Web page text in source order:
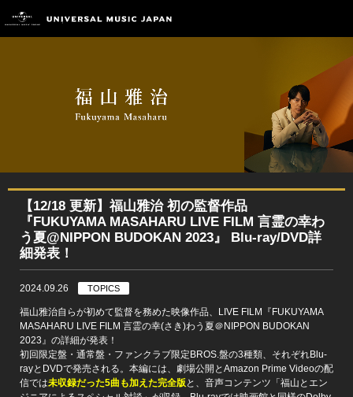
【12/18 更新】福山雅治 初の監督作品
『FUKUYAMA MASAHARU LIVE FILM 言霊の幸わ
う夏@NIPPON BUDOKAN 2023』 Blu-ray/DVD詳
細発表！
2024.09.26 TOPICS
福山雅治自らが初めて監督を務めた映像作品、LIVE FILM『FUKUYAMA
MASAHARU LIVE FILM 言霊の幸(さき)わう夏＠NIPPON BUDOKAN
2023』の詳細が発表！
初回限定盤・通常盤・ファンクラブ限定BROS.盤の3種類、それぞれBlu-
rayとDVDで発売される。本編には、劇場公開とAmazon Prime Videoの配
信では未収録だった5曲も加えた完全版 と、音声コンテンツ「福山とエン